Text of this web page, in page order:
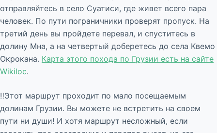
отправляйтесь в село Суатиси, где живет всего пара
человек. По пути пограничники проверят пропуск. На
третий день вы пройдете перевал, и спуститесь в
долину Мна, а на четвертый доберетесь до села Квемо
Окрокана. Карта этого похода по Грузии есть на сайте
Wikiloc.
‼️Этот маршрут проходит по мало посещаемым
долинам Грузии. Вы можете не встретить на своем
пути ни души! И хотя маршрут несложный, если